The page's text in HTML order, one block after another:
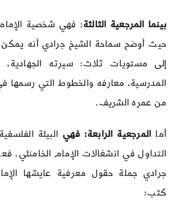
بينما المرجعية الثالثة: فهي شخصية
حيث أوضح سماحة الشيخ جرادي أنه
إلى مستويات ثلاث: سيرته الجهادية،
المدرسية، معارفه والخطوط التي رسمها
من عمره الشريف.
أما المرجعية الرابعة: فهي البيئة
التداول في انشغالات الإمام الخامنئي.
جرادي جملة حقول معرفية عايشها
كثب: